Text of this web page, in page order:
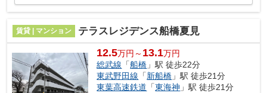
賃貸 | マンション テラスレジデンス船橋夏見
12.5万円～ 13.1万円
総武線 「船橋 」駅 徒歩22分
東武野田線 「新船橋 」駅 徒歩21分
東葉高速鉄道 「東海神 」駅 徒歩21分